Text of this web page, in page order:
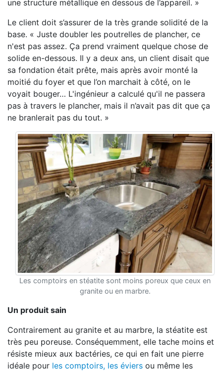
une structure métallique en dessous de l’appareil. »
Le client doit s’assurer de la très grande solidité de la
base. « Juste doubler les poutrelles de plancher, ce
n'est pas assez. Ça prend vraiment quelque chose de
solide en-dessous. Il y a deux ans, un client disait que
sa fondation était prête, mais après avoir monté la
moitié du foyer et que l’on marchait à côté, on le
voyait bouger… L'ingénieur a calculé qu'il ne passera
pas à travers le plancher, mais il n’avait pas dit que ça
ne branlerait pas du tout. »
Les comptoirs en stéatite sont moins poreux que ceux en
granite ou en marbre.
Un produit sain
Contrairement au granite et au marbre, la stéatite est
très peu poreuse. Conséquemment, elle tache moins et
résiste mieux aux bactéries, ce qui en fait une pierre
idéale pour les comptoirs, les éviers ou même les